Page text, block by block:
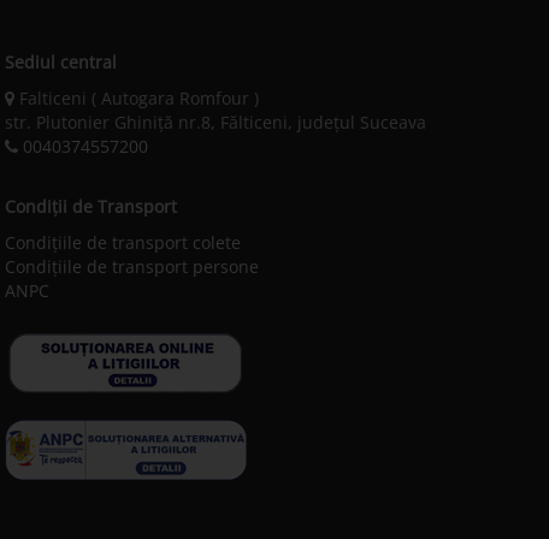
Sediul central
Falticeni ( Autogara Romfour )
str. Plutonier Ghiniţă nr.8, Fălticeni, judeţul Suceava
0040374557200
Condiții de Transport
Condițiile de transport colete
Condițiile de transport persone
ANPC